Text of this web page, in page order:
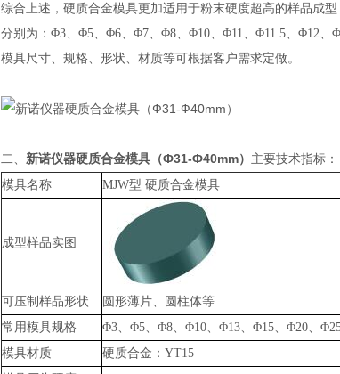
综合上述，硬质合金模具更加适用于粉末硬度超高的样品成
分别为：Φ3、Φ5、Φ6、Φ7、Φ8、Φ10、Φ11、Φ11.5、Φ12
模具尺寸、规格、形状、材质等可根据客户需求定做。
二、 新诺仪器硬质合金模具（Ф31-Ф40mm） 主要技术指标：
模具名称
MJW型 硬质合金模具
成型样品实图
可压制样品形状
圆形薄片、圆柱体等
常用模具规格
Φ3、Φ5、Φ8、Φ10、Φ13、Φ15、Φ20、
模具材质
硬质合金：YT15